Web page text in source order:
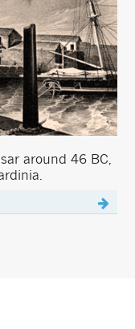
around 46 BC,